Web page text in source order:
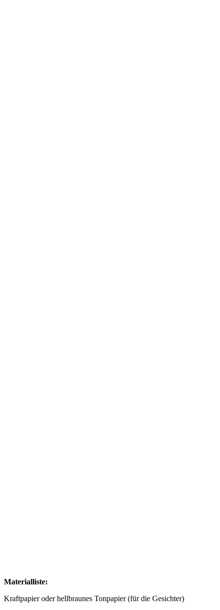
Materialliste:
Kraftpapier oder hellbraunes Tonpapier (für die Gesichter)